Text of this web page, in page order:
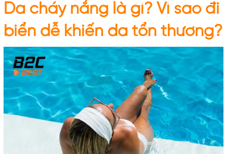
Da cháy nắng là gì? Vì sao đi
biển dễ khiến da tổn thương?